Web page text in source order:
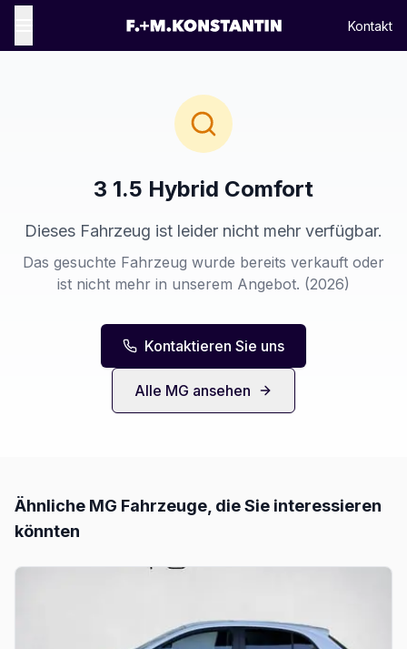
Kontakt
3 1.5 Hybrid Comfort
Dieses Fahrzeug ist leider nicht mehr verfügbar.
Das gesuchte Fahrzeug wurde bereits verkauft oder
ist nicht mehr in unserem Angebot. (2026)
Kontaktieren Sie uns
Alle MG ansehen
Ähnliche MG Fahrzeuge, die Sie interessieren
könnten